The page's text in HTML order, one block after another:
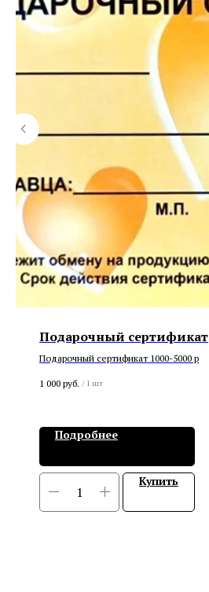
Подарочный сертификат
Подарочный сертификат 1000-5000 р
1 000 руб. / 1 шт
Подробнее
Купить